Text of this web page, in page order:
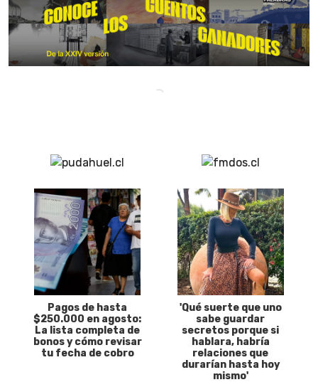
Pagos de hasta
$250.000 en agosto:
La lista completa de
bonos y cómo revisar
tu fecha de cobro
'Qué suerte que uno
sabe guardar
secretos porque si
hablara, habría
relaciones que
durarían hasta hoy
mismo'